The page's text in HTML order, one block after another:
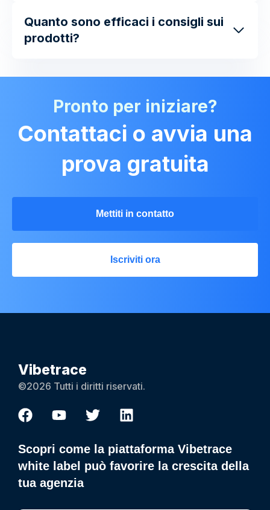
Quanto sono efficaci i consigli sui
prodotti?
Pronto per iniziare?
Contattaci o avvia una
prova gratuita
Mettiti in contatto
Iscriviti ora
Vibetrace
©2026 Tutti i diritti riservati.
Scopri come la piattaforma Vibetrace
white label può favorire la crescita della
tua agenzia